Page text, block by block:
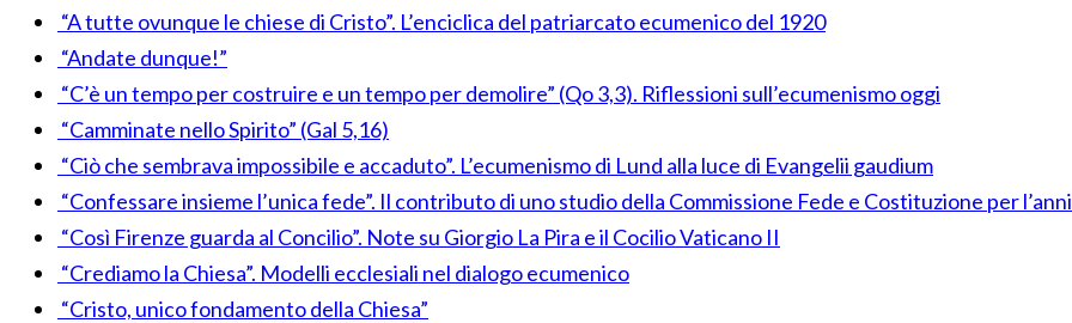
“A tutte ovunque le chiese di Cristo”. L’enciclica del patriarcato ecumenico del 1920
“Andate dunque!”
“C’è un tempo per costruire e un tempo per demolire” (Qo 3,3). Riflessioni sull’ecumenismo oggi
“Camminate nello Spirito” (Gal 5,16)
“Ciò che sembrava impossibile e accaduto”. L’ecumenismo di Lund alla luce di Evangelii gaudium
“Confessare insieme l’unica fede”. Il contributo di uno studio della Commissione Fede e Costituzione per
“Così Firenze guarda al Concilio”. Note su Giorgio La Pira e il Cocilio Vaticano II
“Crediamo la Chiesa”. Modelli ecclesiali nel dialogo ecumenico
“Cristo, unico fondamento della Chiesa”